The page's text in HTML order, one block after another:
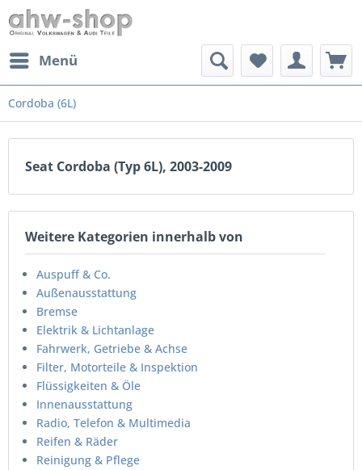
Menü
Cordoba (6L)
Seat Cordoba (Typ 6L), 2003-2009
Weitere Kategorien innerhalb von
Auspuff & Co.
Außenausstattung
Bremse
Elektrik & Lichtanlage
Fahrwerk, Getriebe & Achse
Filter, Motorteile & Inspektion
Flüssigkeiten & Öle
Innenausstattung
Radio, Telefon & Multimedia
Reifen & Räder
Reinigung & Pflege